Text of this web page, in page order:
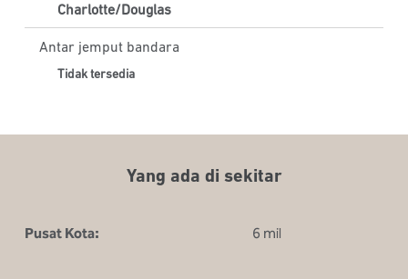
Charlotte/Douglas
Antar jemput bandara
Tidak tersedia
Yang ada di sekitar
Pusat Kota: 6 mil